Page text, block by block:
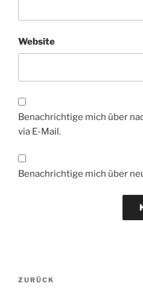
Website
Benachrichtige mich über
via E-Mail.
Benachrichtige mich über
Beitragsnavigation
Vorheriger
ZURÜCK